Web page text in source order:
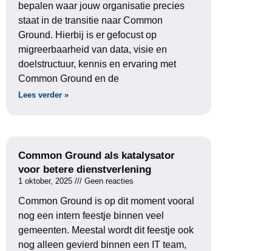
bepalen waar jouw organisatie precies
staat in de transitie naar Common
Ground. Hierbij is er gefocust op
migreerbaarheid van data, visie en
doelstructuur, kennis en ervaring met
Common Ground en de
Lees verder »
Common Ground als katalysator
voor betere dienstverlening
1 oktober, 2025 Geen reacties
Common Ground is op dit moment vooral
nog een intern feestje binnen veel
gemeenten. Meestal wordt dit feestje ook
nog alleen gevierd binnen een IT team,